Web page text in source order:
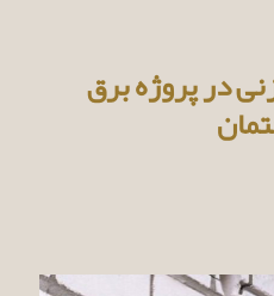
در پروژه برق